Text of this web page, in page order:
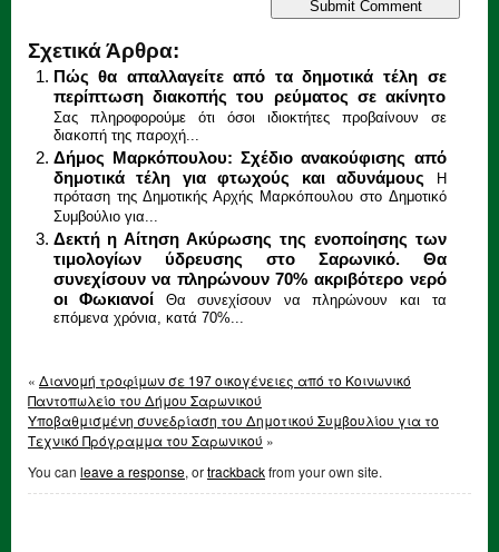
Σχετικά Άρθρα:
Πώς θα απαλλαγείτε από τα δημοτικά τέλη σε
περίπτωση διακοπής του ρεύματος σε ακίνητο
Σας πληροφορούμε ότι όσοι ιδιοκτήτες προβαίνουν σε
διακοπή της παροχή...
Δήμος Μαρκόπουλου: Σχέδιο ανακούφισης από
δημοτικά τέλη για φτωχούς και αδυνάμους
Η
πρόταση της Δημοτικής Αρχής Μαρκόπουλου στο Δημοτικό
Συμβούλιο για...
Δεκτή η Αίτηση Ακύρωσης της ενοποίησης των
τιμολογίων ύδρευσης στο Σαρωνικό. Θα
συνεχίσουν να πληρώνουν 70% ακριβότερο νερό
οι Φωκιανοί
Θα συνεχίσουν να πληρώνουν και τα
επόμενα χρόνια, κατά 70%...
« Διανομή τροφίμων σε 197 οικογένειες από το Κοινωνικό
Παντοπωλείο του Δήμου Σαρωνικού
Υποβαθμισμένη συνεδρίαση του Δημοτικού Συμβουλίου για το
Τεχνικό Πρόγραμμα του Σαρωνικού »
You can leave a response, ortrackbackfrom your own site.